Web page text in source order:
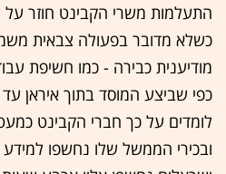
התעלמות משרי הקבינט חוזר
כשלא מדובר בפעולה צבאית
מודיענית כבירה - כמו חשיפת
כפי שביצע המוסד בתוך איראן
לומדים על כך חברי הקבינט